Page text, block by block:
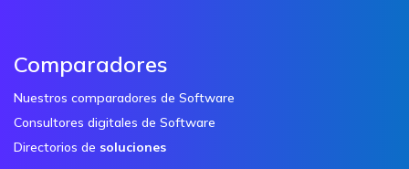
Comparadores
Nuestros comparadores de Software
Consultores digitales de Software
Directorios de soluciones